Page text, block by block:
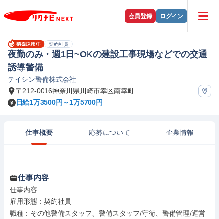
会員登録 ログイン
契約社員
夜勤のみ・週1日~OKの建設工事現場などでの交通
誘導警備
テイシン警備株式会社
〒212-0016神奈川県川崎市幸区南幸町
日給1万3500円～1万5700円
仕事概要 応募について 企業情報
仕事内容
仕事内容
雇用形態：契約社員
職種：その他警備スタッフ、警備スタッフ/守衛、警備管理/運営